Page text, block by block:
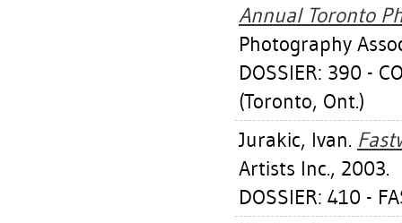
Annual Toronto
Photography
DOSSIER: 390 -
(Toronto, Ont.)
Jurakic, Ivan.
Artists Inc., 2003.
DOSSIER: 410 -